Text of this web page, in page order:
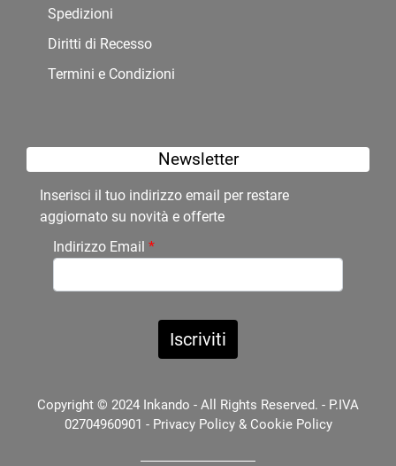
Spedizioni
Diritti di Recesso
Termini e Condizioni
Newsletter
Inserisci il tuo indirizzo email per restare
aggiornato su novità e offerte
Indirizzo Email *
Copyright © 2024 Inkando - All Rights Reserved. - P.IVA
02704960901 - Privacy Policy& Cookie Policy